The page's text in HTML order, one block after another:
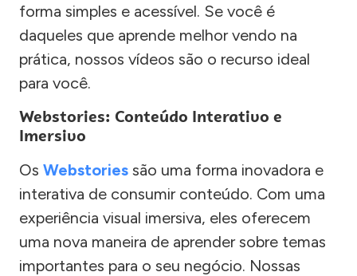
forma simples e acessível. Se você é
daqueles que aprende melhor vendo na
prática, nossos vídeos são o recurso ideal
para você.
Webstories: Conteúdo Interativo e
Imersivo
Os Webstories são uma forma inovadora e
interativa de consumir conteúdo. Com uma
experiência visual imersiva, eles oferecem
uma nova maneira de aprender sobre temas
importantes para o seu negócio. Nossas